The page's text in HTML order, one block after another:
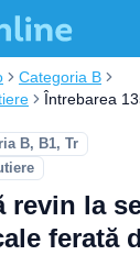
Categoria B
Întrebarea
B, B1, Tr
revin la
ferată